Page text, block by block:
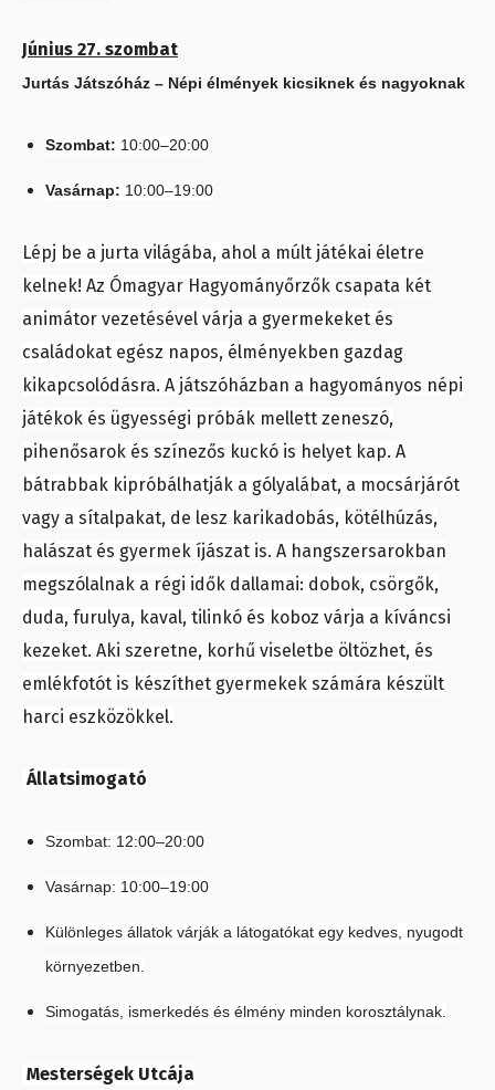
Június 27. szombat
Jurtás Játszóház – Népi élmények kicsiknek és nagyoknak
Szombat: 10:00–20:00
Vasárnap: 10:00–19:00
Lépj be a jurta világába, ahol a múlt játékai életre
kelnek! Az Ómagyar Hagyományőrzők csapata két
animátor vezetésével várja a gyermekeket és
családokat egész napos, élményekben gazdag
kikapcsolódásra. A játszóházban a hagyományos népi
játékok és ügyességi próbák mellett zeneszó,
pihenősarok és színezős kuckó is helyet kap. A
bátrabbak kipróbálhatják a gólyalábat, a mocsárjárót
vagy a sítalpakat, de lesz karikadobás, kötélhúzás,
halászat és gyermek íjászat is. A hangszersarokban
megszólalnak a régi idők dallamai: dobok, csörgők,
duda, furulya, kaval, tilinkó és koboz várja a kíváncsi
kezeket. Aki szeretne, korhű viseletbe öltözhet, és
emlékfotót is készíthet gyermekek számára készült
harci eszközökkel.
Állatsimogató
Szombat: 12:00–20:00
Vasárnap: 10:00–19:00
Különleges állatok várják a látogatókat egy kedves, nyugodt
környezetben.
Simogatás, ismerkedés és élmény minden korosztálynak.
Mesterségek Utcája